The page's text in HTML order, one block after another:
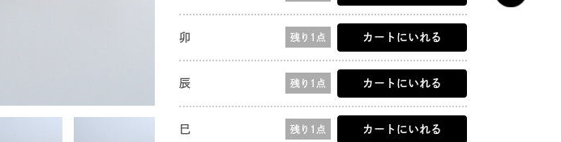
卯 残り1点 カートにいれる
辰 残り1点 カートにいれる
巳 残り1点 カートにいれる